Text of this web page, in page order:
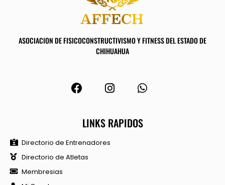
ASOCIACION DE FISICOCONSTRUCTIVISMO Y FITNESS DEL ESTADO DE
CHIHUAHUA
LINKS RAPIDOS
Directorio de Entrenadores
Directorio de Atletas
Membresias